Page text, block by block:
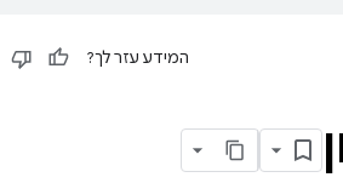
המידע עזר לך?